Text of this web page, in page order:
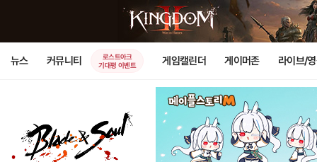
뉴스 커뮤니티
로스트아크
기대평 이벤트
게임캘린더 게이머존 라이브/